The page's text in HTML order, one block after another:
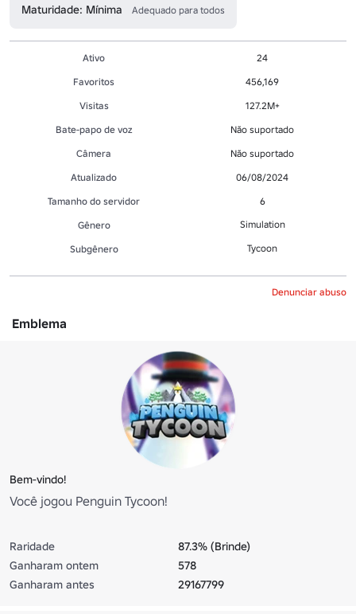
Maturidade: Mínima Adequado para todos
Ativo
24
Favoritos
456,169
Visitas
127.2M+
Bate-papo de voz
Não suportado
Câmera
Não suportado
Atualizado
06/08/2024
Tamanho do servidor
6
Gênero
Simulation
Subgênero Tycoon
Denunciar abuso
Emblema
Bem-vindo!
Você jogou Penguin Tycoon!
Raridade
87.3% (Brinde)
Ganharam ontem
578
Ganharam antes
29167799